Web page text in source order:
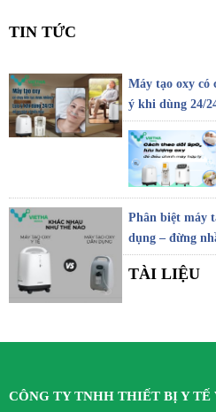
TIN TỨC
Máy tạo oxy có
ý khi dùng 24/
Phân biệt máy
dụng – đừng
TÀI LIỆU
CÔNG TY TNHH THIẾT BỊ Y TẾ